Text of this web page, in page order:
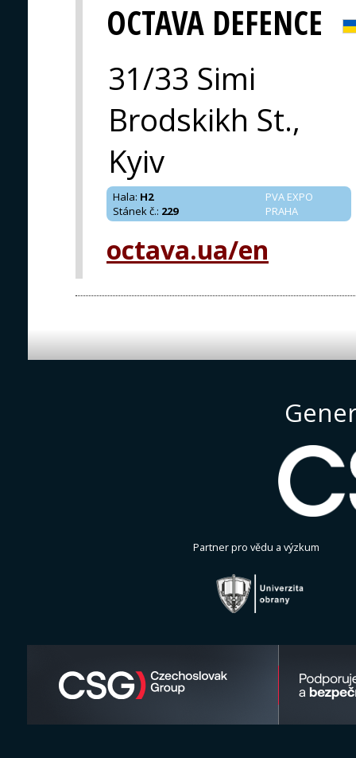
OCTAVA DEFENCE
31/33 Simi
Brodskikh St.,
Kyiv
PVA EXPO
PRAHA
Hala: H2
Stánek č.: 229
octava.ua/en
Partner pro vědu a výzkum